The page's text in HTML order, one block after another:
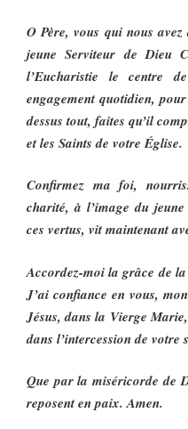
O Père, vous qui nous
jeune Serviteur de
l’Eucharistie le centre
engagement quotidien,
dessus tout, faites qu’il
et les Saints de votre Église.
Confirmez ma foi,
charité, à l’image du
ces vertus, vit maintenant
Accordez-moi la grâce de
J’ai confiance en vous,
Jésus, dans la Vierge
dans l’intercession de
Que par la miséricorde de
reposent en paix. Amen.